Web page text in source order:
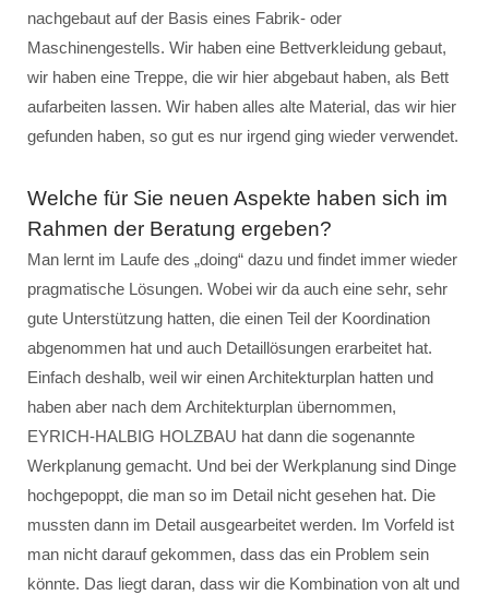
nachgebaut auf der Basis eines Fabrik- oder
Maschinengestells. Wir haben eine Bettverkleidung gebaut,
wir haben eine Treppe, die wir hier abgebaut haben, als Bett
aufarbeiten lassen. Wir haben alles alte Material, das wir hier
gefunden haben, so gut es nur irgend ging wieder verwendet.
Welche für Sie neuen Aspekte haben sich im
Rahmen der Beratung ergeben?
Man lernt im Laufe des „doing“ dazu und findet immer wieder
pragmatische Lösungen. Wobei wir da auch eine sehr, sehr
gute Unterstützung hatten, die einen Teil der Koordination
abgenommen hat und auch Detaillösungen erarbeitet hat.
Einfach deshalb, weil wir einen Architekturplan hatten und
haben aber nach dem Architekturplan übernommen,
EYRICH-HALBIG HOLZBAU hat dann die sogenannte
Werkplanung gemacht. Und bei der Werkplanung sind Dinge
hochgepoppt, die man so im Detail nicht gesehen hat. Die
mussten dann im Detail ausgearbeitet werden. Im Vorfeld ist
man nicht darauf gekommen, dass das ein Problem sein
könnte. Das liegt daran, dass wir die Kombination von alt und